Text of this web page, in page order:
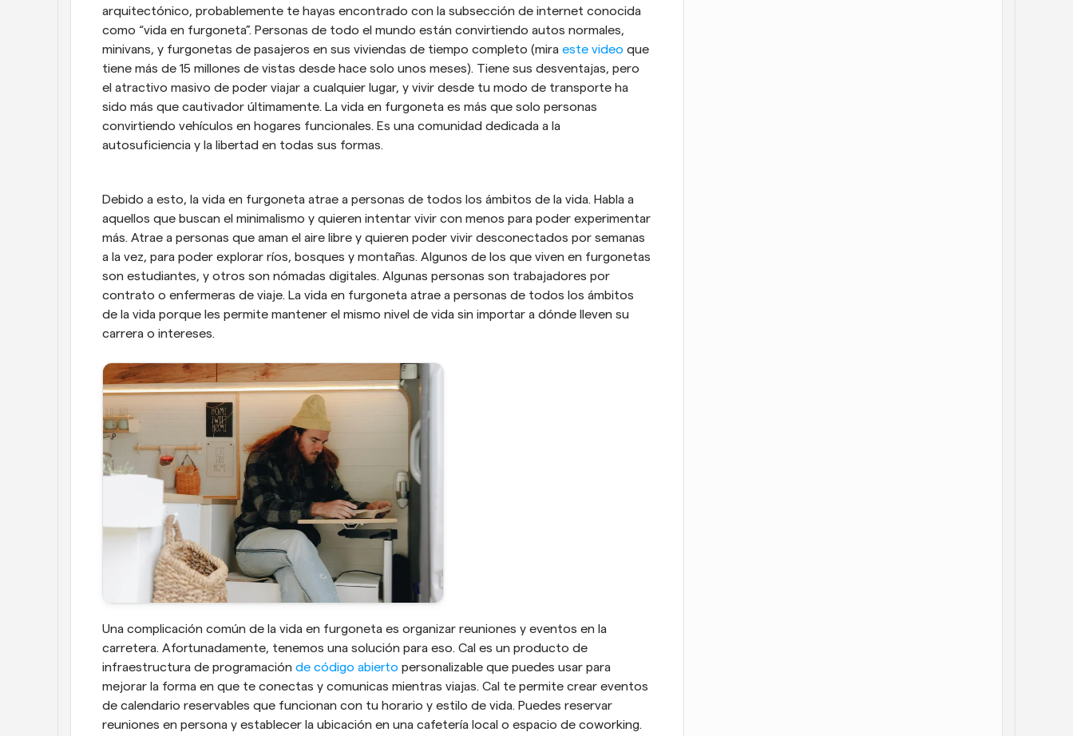
arquitectónico, probablemente te hayas encontrado con la subsección de internet conocida
como “vida en furgoneta”. Personas de todo el mundo están convirtiendo autos normales,
minivans, y furgonetas de pasajeros en sus viviendas de tiempo completo (mira este video que
tiene más de 15 millones de vistas desde hace solo unos meses). Tiene sus desventajas, pero
el atractivo masivo de poder viajar a cualquier lugar, y vivir desde tu modo de transporte ha
sido más que cautivador últimamente. La vida en furgoneta es más que solo personas
convirtiendo vehículos en hogares funcionales. Es una comunidad dedicada a la
autosuficiencia y la libertad en todas sus formas.
Debido a esto, la vida en furgoneta atrae a personas de todos los ámbitos de la vida. Habla a
aquellos que buscan el minimalismo y quieren intentar vivir con menos para poder experimentar
más. Atrae a personas que aman el aire libre y quieren poder vivir desconectados por semanas
a la vez, para poder explorar ríos, bosques y montañas. Algunos de los que viven en furgonetas
son estudiantes, y otros son nómadas digitales. Algunas personas son trabajadores por
contrato o enfermeras de viaje. La vida en furgoneta atrae a personas de todos los ámbitos
de la vida porque les permite mantener el mismo nivel de vida sin importar a dónde lleven su
carrera o intereses.
Una complicación común de la vida en furgoneta es organizar reuniones y eventos en la
carretera. Afortunadamente, tenemos una solución para eso. Cal es un producto de
infraestructura de programación de código abierto personalizable que puedes usar para
mejorar la forma en que te conectas y comunicas mientras viajas. Cal te permite crear eventos
de calendario reservables que funcionan con tu horario y estilo de vida. Puedes reservar
reuniones en persona y establecer la ubicación en una cafetería local o espacio de coworking.